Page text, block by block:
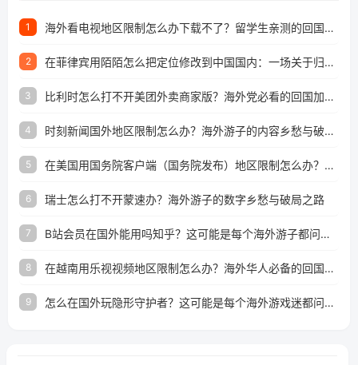
1 海外看电视地区限制怎么办下载不了？留学生亲测的回国加速方案（附2026世界杯观赛技巧）
2 在菲律宾用陌陌怎么把定位修改到中国国内：一场关于归属感与连接的探索
3 比利时怎么打不开美团外卖商家版？海外党必看的回国加速全攻略
4 时刻新闻国外地区限制怎么办？海外游子的内容乡愁与破局之路
5 在美国用国务院客户端（国务院发布）地区限制怎么办？3步解决海外看国内内容难题
6 瑞士怎么打不开蒙速办？海外游子的数字乡愁与破局之路
7 B站会员在国外能用吗知乎？这可能是每个海外游子都问过的问题
8 在越南用乐视视频地区限制怎么办？海外华人必备的回国加速攻略
9 怎么在国外玩隐形守护者？这可能是每个海外游戏迷都问过的问题